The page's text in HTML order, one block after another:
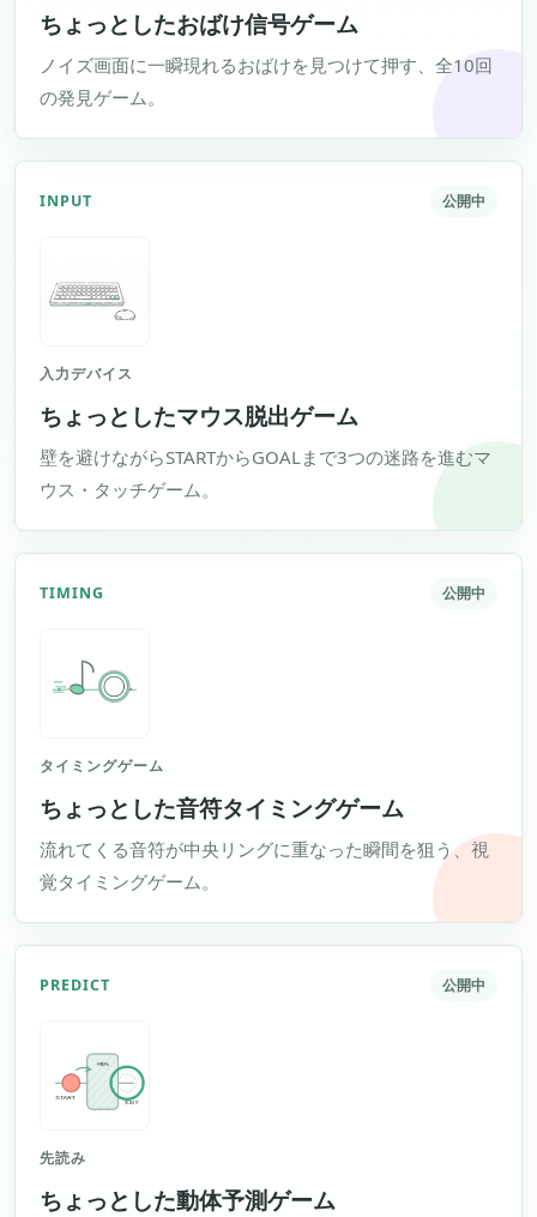
ちょっとしたおばけ信号ゲーム
ノイズ画面に一瞬現れるおばけを見つけて押す、全10回
の発見ゲーム。
INPUT 公開中
入力デバイス
ちょっとしたマウス脱出ゲーム
壁を避けながらSTARTからGOALまで3つの迷路を進むマ
ウス・タッチゲーム。
TIMING 公開中
タイミングゲーム
ちょっとした音符タイミングゲーム
流れてくる音符が中央リングに重なった瞬間を狙う、視
覚タイミングゲーム。
PREDICT 公開中
先読み
ちょっとした動体予測ゲーム